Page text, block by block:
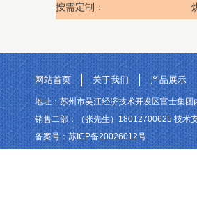
按需定制：
网站首页 关于我们 产品展示
地址：苏州市吴江经济技术开发区富士集
销售二部：（张先生）18012700625 技术
备案号：苏ICP备20026012号